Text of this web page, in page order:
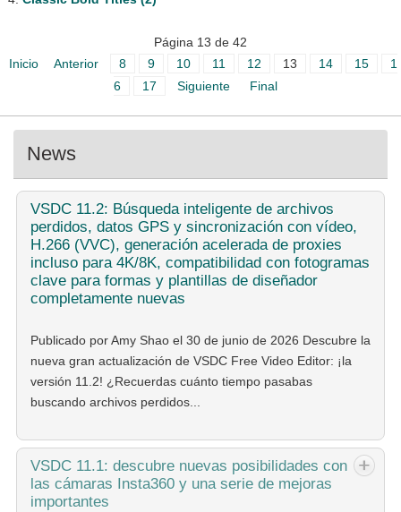
Página 13 de 42
Inicio
Anterior 8 9 10 11 12 13 14 15
1
6
17 Siguiente Final
News
VSDC 11.2: Búsqueda inteligente de archivos
perdidos, datos GPS y sincronización con vídeo,
H.266 (VVC), generación acelerada de proxies
incluso para 4K/8K, compatibilidad con fotogramas
clave para formas y plantillas de diseñador
completamente nuevas
Publicado por Amy Shao el 30 de junio de 2026 Descubre la
nueva gran actualización de VSDC Free Video Editor: ¡la
versión 11.2! ¿Recuerdas cuánto tiempo pasabas
buscando archivos perdidos...
VSDC 11.1: descubre nuevas posibilidades con
las cámaras Insta360 y una serie de mejoras
importantes